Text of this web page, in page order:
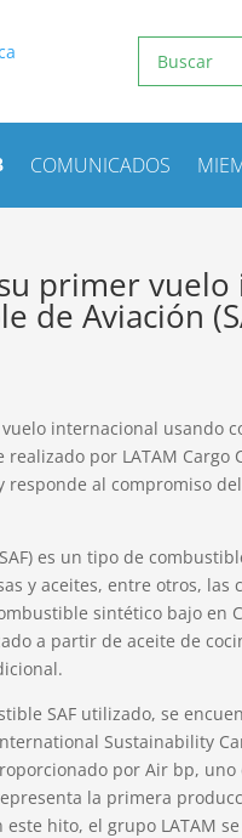
COMUNICADOS
primer
de Aviación
internacional usando
realizado por LATAM
responde al compromiso
es un tipo de
y aceites, entre otros, las
sintético bajo en
a partir de aceite de
SAF utilizado, se
Sustainability
por Air bp,
la primera
hito, el grupo LATAM